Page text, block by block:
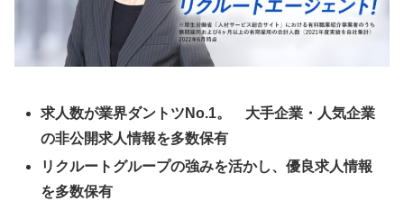
求人数が業界ダントツNo.1。 大手企業・人気企業
の非公開求人情報を多数保有
リクルートグループの強みを活かし、優良求人情報
を多数保有